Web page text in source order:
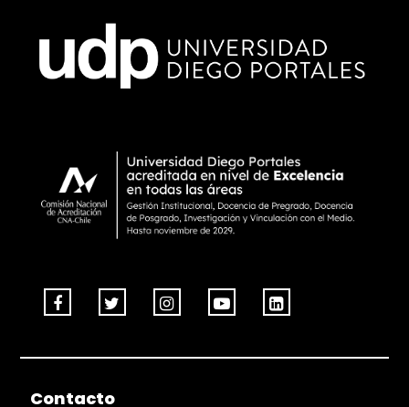
Contacto